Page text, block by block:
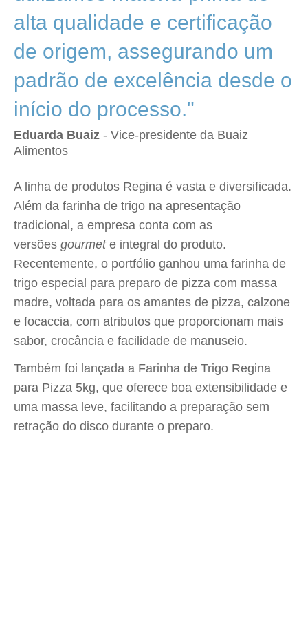
alta qualidade e certificação
de origem, assegurando um
padrão de excelência desde o
início do processo."
Eduarda Buaiz - Vice-presidente da Buaiz
Alimentos
A linha de produtos Regina é vasta e diversificada.
Além da farinha de trigo na apresentação
tradicional, a empresa conta com as
versões gourmete integral do produto.
Recentemente, o portfólio ganhou uma farinha de
trigo especial para preparo de pizza com massa
madre, voltada para os amantes de pizza, calzone
e focaccia, com atributos que proporcionam mais
sabor, crocância e facilidade de manuseio.
Também foi lançada a Farinha de Trigo Regina
para Pizza 5kg, que oferece boa extensibilidade e
uma massa leve, facilitando a preparação sem
retração do disco durante o preparo.